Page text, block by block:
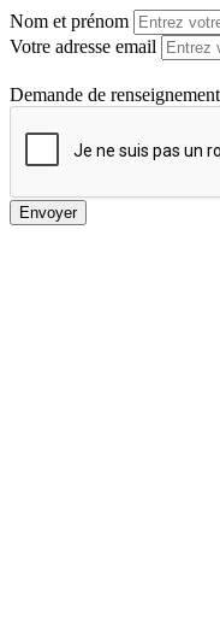
Nom et prénom
Votre adresse email
Demande de
Envoyer